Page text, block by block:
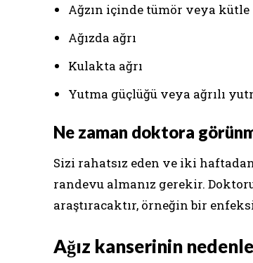
Ağzın içinde tümör veya kütle
Ağızda ağrı
Kulakta ağrı
Yutma güçlüğü veya ağrılı
Ne zaman doktora
Sizi rahatsız eden ve iki
randevu almanız gerekir.
araştıracaktır, örneğin bir
Ağız kanserinin